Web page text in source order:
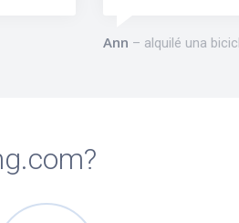
Ann alquilé una